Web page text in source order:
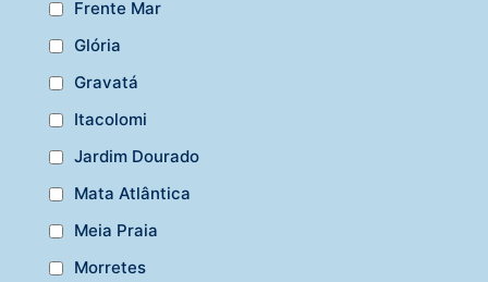
Frente Mar
Glória
Gravatá
Itacolomi
Jardim Dourado
Mata Atlântica
Meia Praia
Morretes